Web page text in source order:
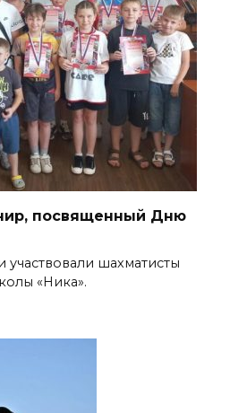
посвященный Дню
участвовали шахматисты
«Ника».